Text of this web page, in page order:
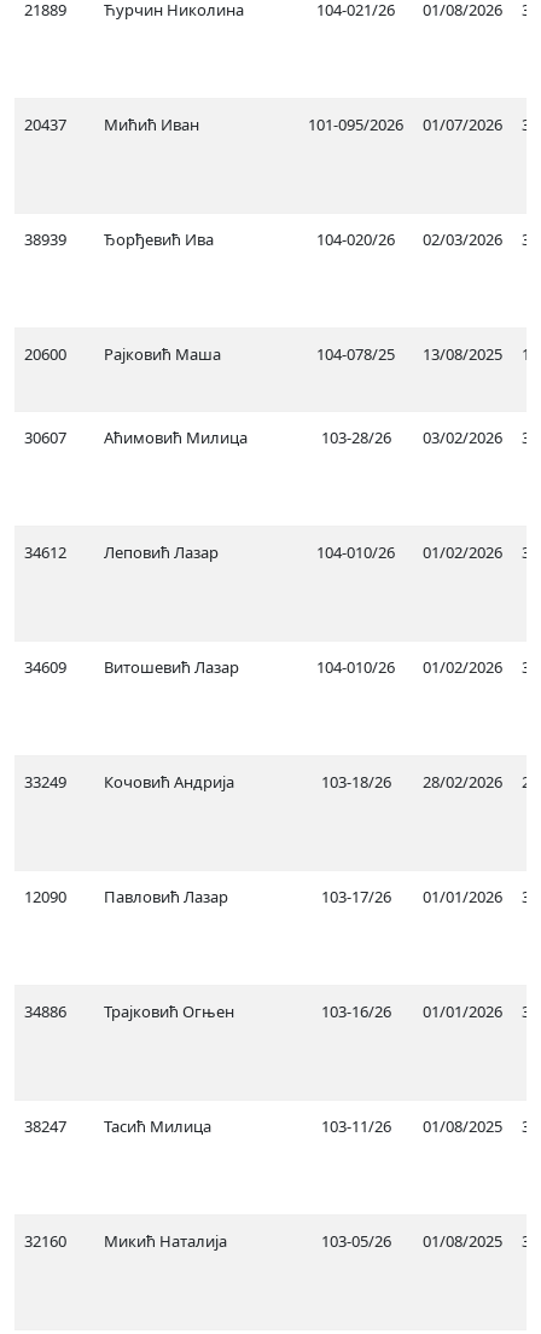
21889 Ћурчин Николина 104-021/26 01/08/2026
20437 Мићић Иван 101-095/2026 01/07/2026
38939 Ђорђевић Ива 104-020/26 02/03/2026
20600 Рајковић Маша 104-078/25 13/08/2025
30607 Аћимовић Милица 103-28/26 03/02/2026
34612 Леповић Лазар 104-010/26 01/02/2026
34609 Витошевић Лазар 104-010/26 01/02/2026
33249 Кочовић Андрија 103-18/26 28/02/2026
12090 Павловић Лазар 103-17/26 01/01/2026
34886 Трајковић Огњен 103-16/26 01/01/2026
38247 Тасић Милица 103-11/26 01/08/2025
32160 Микић Наталија 103-05/26 01/08/2025